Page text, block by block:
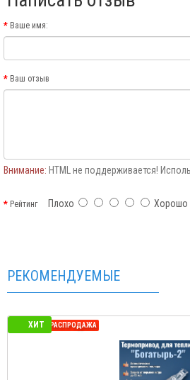
Ваше имя:
Ваш отзыв
Внимание: HTML не поддерживается!
РейтингПлохо Хорошо
РЕКОМЕНДУЕМЫЕ
ХИТ
СЕЗОННАЯ РАСПРОДАЖА